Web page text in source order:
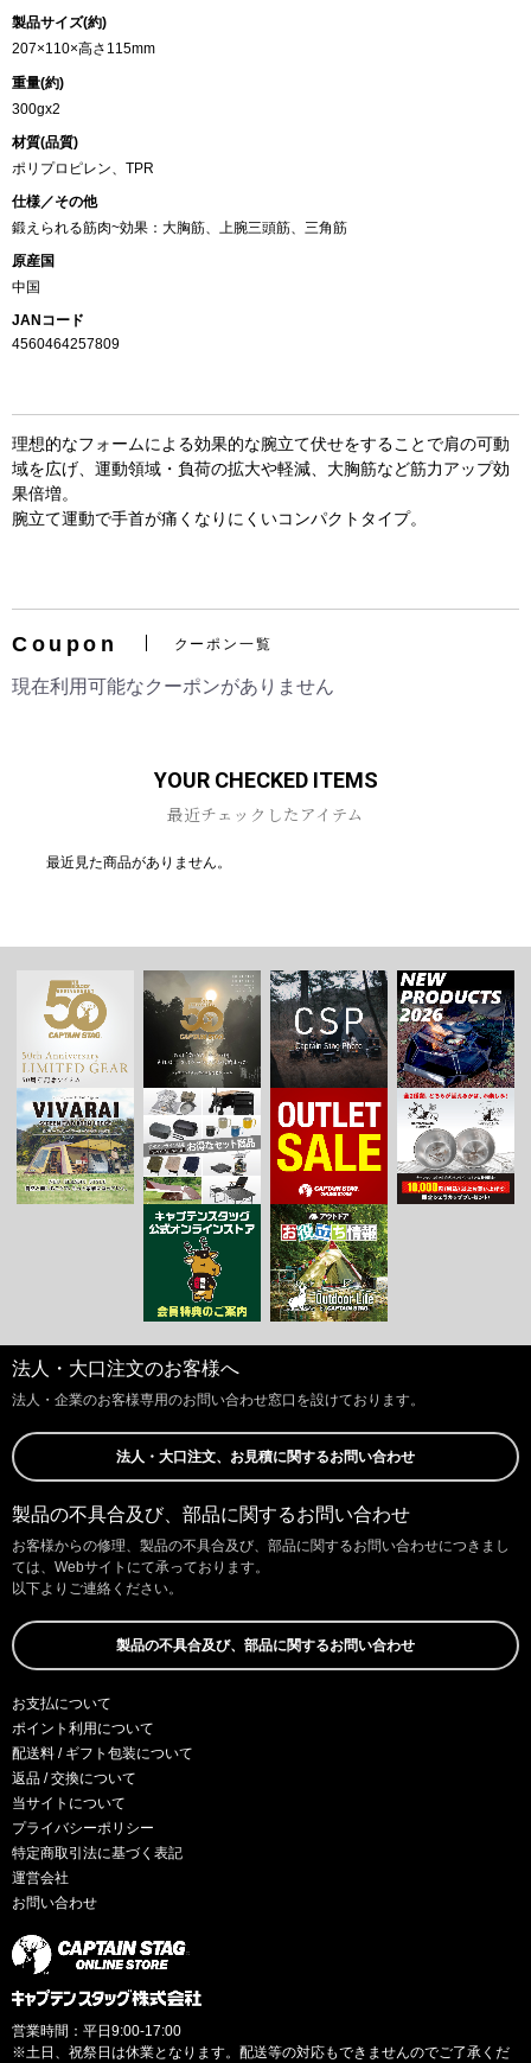
お買い物を続ける
製品サイズ(約)
207×110×高さ115mm
重量(約)
300gx2
材質(品質)
ポリプロピレン、TPR
仕様／その他
鍛えられる筋肉~効果：大胸筋、上腕三頭筋、三角筋
原産国
中国
JANコード
4560464257809
理想的なフォームによる効果的な腕立て伏せをすることで肩の可動
域を広げ、運動領域・負荷の拡大や軽減、大胸筋など筋力アップ効
果倍増。
腕立て運動で手首が痛くなりにくいコンパクトタイプ。
Coupon クーポン一覧
現在利用可能なクーポンがありません
YOUR CHECKED ITEMS
最近チェックしたアイテム
最近見た商品がありません。
法人・大口注文のお客様へ
法人・企業のお客様専用のお問い合わせ窓口を設けております。
法人・大口注文、お見積に関するお問い合わせ
製品の不具合及び、部品に関するお問い合わせ
お客様からの修理、製品の不具合及び、部品に関するお問い合わせにつきまし
ては、Webサイトにて承っております。
以下よりご連絡ください。
製品の不具合及び、部品に関するお問い合わせ
お支払について
ポイント利用について
配送料 / ギフト包装について
返品 / 交換について
当サイトについて
プライバシーポリシー
特定商取引法に基づく表記
運営会社
お問い合わせ
営業時間：平日9:00-17:00
※土日、祝祭日は休業となります。配送等の対応もできませんのでご了承くだ